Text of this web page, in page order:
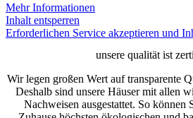
Mehr Informationen
Inhalt entsperren
Erforderlichen Service akzeptieren und
unsere qualität ist
Wir legen großen Wert auf transparente
Deshalb sind unsere Häuser mit allen
Nachweisen ausgestattet. So können